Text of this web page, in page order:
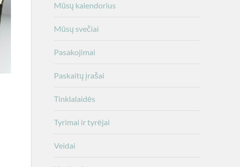
Mūsų kalendorius
Mūsų svečiai
Pasakojimai
Paskaitų įrašai
Tinklalaidės
Tyrimai ir tyrėjai
Veidai